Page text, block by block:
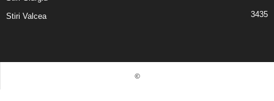
Stiri Valcea 3435
©